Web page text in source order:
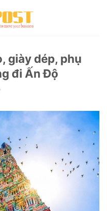
giày dép, phụ
đi Ấn Độ